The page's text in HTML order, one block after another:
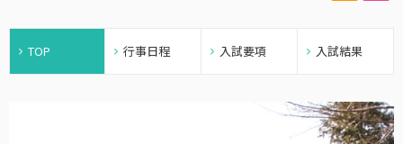
TOP 行事日程 入試要項 入試結果